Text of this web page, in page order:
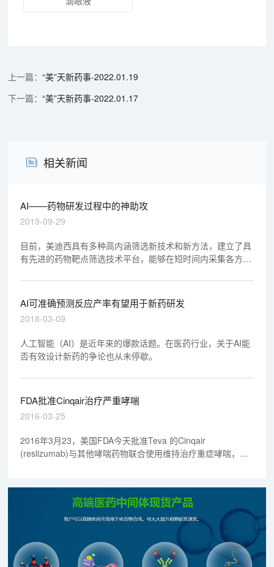
“美”天新药事-2022.01.19
“美”天新药事-2022.01.17
相关新闻
AI——药物研发过程中的神助攻
2019-09-29
目前，美迪西具有多种高内涵筛选新技术和新方法，建立了具
有先进的药物靶点筛选技术平台，能够在短时间内采集各方面
瓶颈。
AI可准确预测反应产率有望用于新药研发
2018-03-09
人工智能（AI）是近年来的爆款话题。在医药行业，关于AI能
否有效设计新药的争论也从未停歇。
FDA批准Cinqair治疗严重哮喘
2016-03-25
2016年3月23，美国FDA今天批准Teva 的Cinqair
(reslizumab)与其他哮喘药物联合使用维持治疗重症哮喘，患